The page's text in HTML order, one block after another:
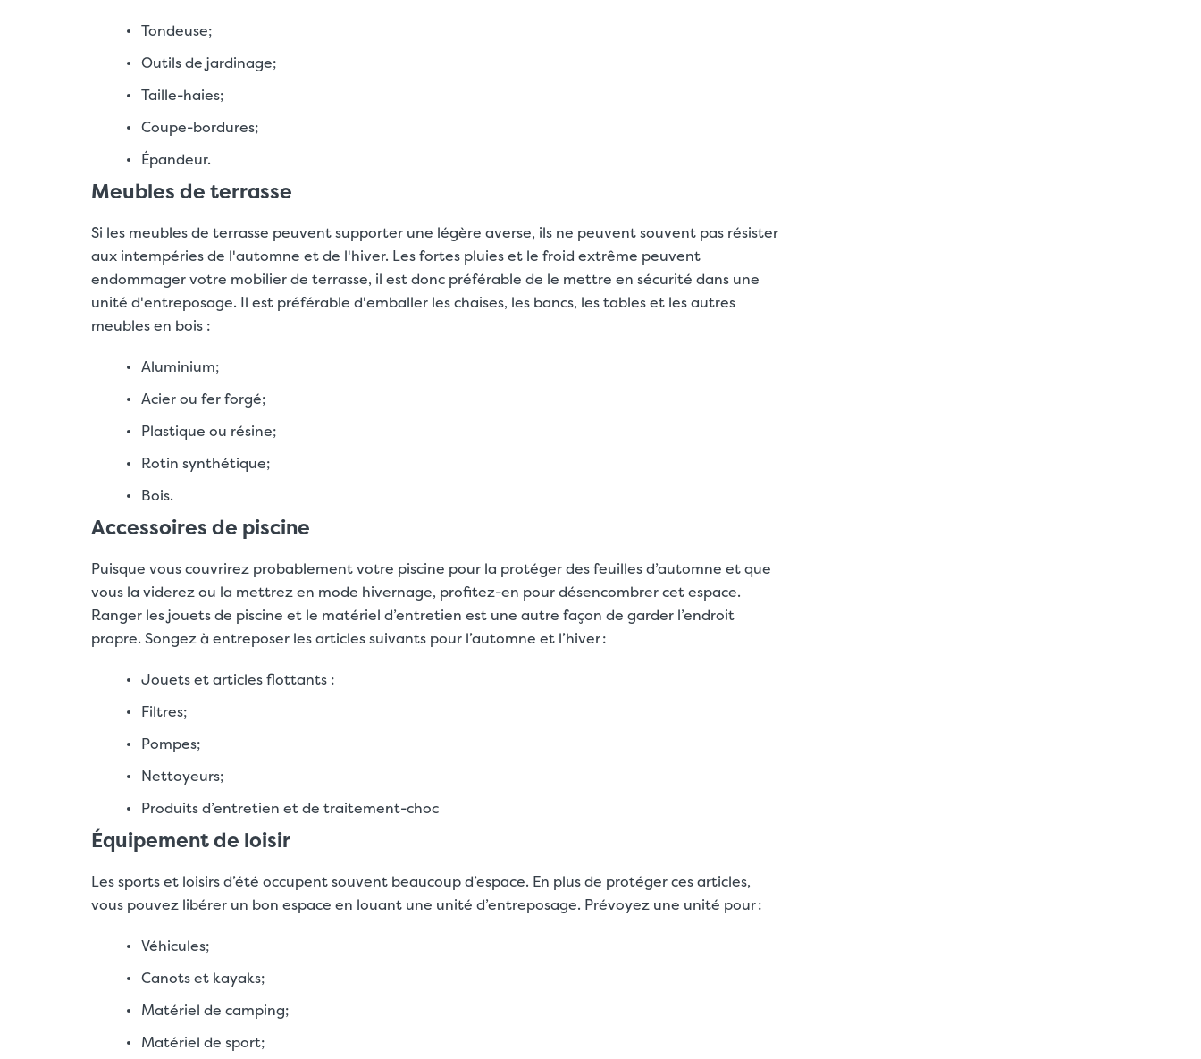
Tondeuse;
Outils de jardinage;
Taille-haies;
Coupe-bordures;
Épandeur.
Meubles de terrasse
Si les meubles de terrasse peuvent supporter une légère averse, ils ne peuvent souvent pas résister
aux intempéries de l'automne et de l'hiver. Les fortes pluies et le froid extrême peuvent
endommager votre mobilier de terrasse, il est donc préférable de le mettre en sécurité dans une
unité d'entreposage. Il est préférable d'emballer les chaises, les bancs, les tables et les autres
meubles en bois :
Aluminium;
Acier ou fer forgé;
Plastique ou résine;
Rotin synthétique;
Bois.
Accessoires de piscine
Puisque vous couvrirez probablement votre piscine pour la protéger des feuilles d’automne et que
vous la viderez ou la mettrez en mode hivernage, profitez-en pour désencombrer cet espace.
Ranger les jouets de piscine et le matériel d’entretien est une autre façon de garder l’endroit
propre. Songez à entreposer les articles suivants pour l’automne et l’hiver :
Jouets et articles flottants :
Filtres;
Pompes;
Nettoyeurs;
Produits d’entretien et de traitement-choc
Équipement de loisir
Les sports et loisirs d’été occupent souvent beaucoup d’espace. En plus de protéger ces articles,
vous pouvez libérer un bon espace en louant une unité d’entreposage. Prévoyez une unité pour :
Véhicules;
Canots et kayaks;
Matériel de camping;
Matériel de sport;